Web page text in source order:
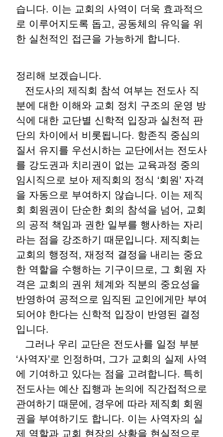
습니다. 이는 교회의 사역이 더욱 효과적으
로 이루어지도록 돕고, 공동체의 유익을 위
한 실천적인 접근을 가능하게 합니다.
정리해 보겠습니다.
전도사의 제직회 참석 여부는 전도사 직
분에 대한 이해와 교회 정치 구조의 운영 방
식에 대한 교단별 신학적 입장과 실천적 판
단의 차이에서 비롯됩니다. 항존직 중심의
질서 유지를 우선시하는 교단에서는 전도사
를 강도권과 치리권이 없는 교육과정 중의
임시직으로 보아 제직회의 정식 ‘회원’ 자격
을 자동으로 부여하지 않습니다. 이는 제직
회 회원권이 단순한 회의 참석을 넘어, 교회
의 공적 책임과 권한 일부를 행사하는 자리
라는 점을 강조하기 때문입니다. 제직회는
교회의 행정적, 재정적 결정을 내리는 중요
한 역할을 수행하는 기구이므로, 그 회원 자
격은 교회의 권위 체계와 직분의 중요성을
반영하여 공적으로 임직된 교인에게만 부여
되어야 한다는 신학적 입장이 반영된 결정
입니다.
그러나 우리 교단은 전도사를 일정 부분
‘사역자’로 인정하며, 그가 교회의 실제 사역
에 기여하고 있다는 점을 고려합니다. 특히
전도사는 예산 집행과 논의에 직간접적으로
관여하기 때문에, 경우에 따라 제직회 회원
권을 부여하기도 합니다. 이는 사역자의 실
제 역할과 교회 현장의 상황을 현실적으로